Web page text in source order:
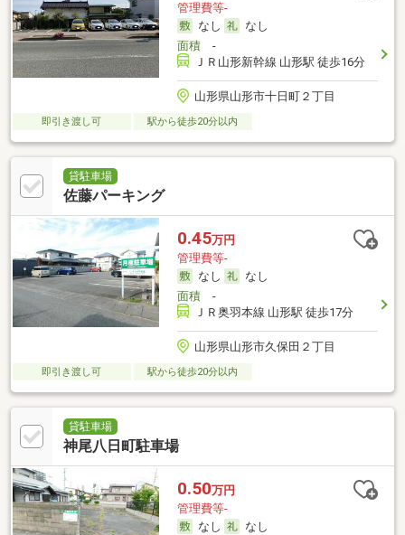
管理費等-
なし
なし
面積-
ＪＲ山形新幹線 山形駅 徒歩16分
山形県山形市十日町２丁目
即引き渡し可 駅から徒歩20分以内
貸駐車場
佐藤パーキング
0.45万円
管理費等-
なし
なし
面積-
ＪＲ奥羽本線 山形駅 徒歩17分
山形県山形市久保田２丁目
即引き渡し可 駅から徒歩20分以内
貸駐車場
神尾八日町駐車場
0.50万円
管理費等-
なし
なし